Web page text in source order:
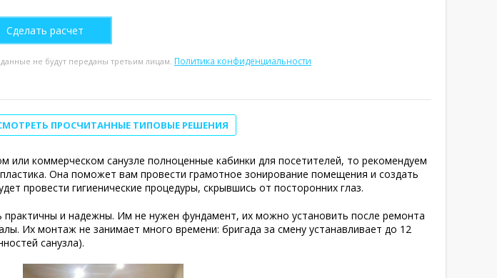
не будут переданы третьим лицам. Политика конфиденциальности
ПРОСЧИТАННЫЕ ТИПОВЫЕ РЕШЕНИЯ
или коммерческом санузле полноценные кабинки для посетителей, то рекомендуем
Она поможет вам провести грамотное зонирование помещения и создать
провести гигиенические процедуры, скрывшись от посторонних глаз.
практичны и надежны. Им не нужен фундамент, их можно установить после ремонта
Их монтаж не занимает много времени: бригада за смену устанавливает до 12
санузла).